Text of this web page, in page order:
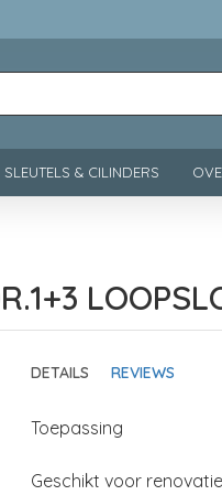
SLEUTELS & CILINDERS
DETAILS REVIEWS
Toepassing
Geschikt voor